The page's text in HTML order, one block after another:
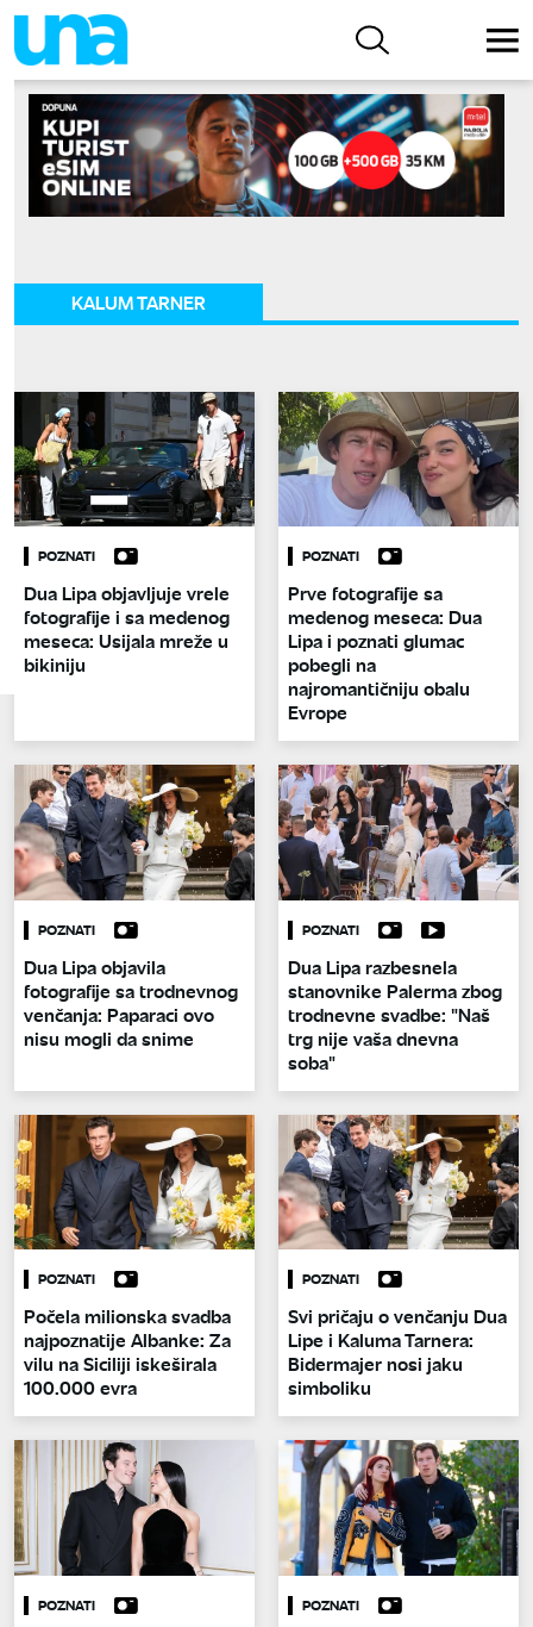
KALUM TARNER
POZNATI
Dua Lipa objavljuje vrele
fotografije i sa medenog
meseca: Usijala mreže u
bikiniju
POZNATI
Prve fotografije sa
medenog meseca: Dua
Lipa i poznati glumac
pobegli na
najromantičniju obalu
Evrope
POZNATI
Dua Lipa objavila
fotografije sa trodnevnog
venčanja: Paparaci ovo
nisu mogli da snime
POZNATI
Dua Lipa razbesnela
stanovnike Palerma zbog
trodnevne svadbe: "Naš
trg nije vaša dnevna
soba"
POZNATI
Počela milionska svadba
najpoznatije Albanke: Za
vilu na Siciliji iskeširala
100.000 evra
POZNATI
Svi pričaju o venčanju Dua
Lipe i Kaluma Tarnera:
Bidermajer nosi jaku
simboliku
POZNATI POZNATI